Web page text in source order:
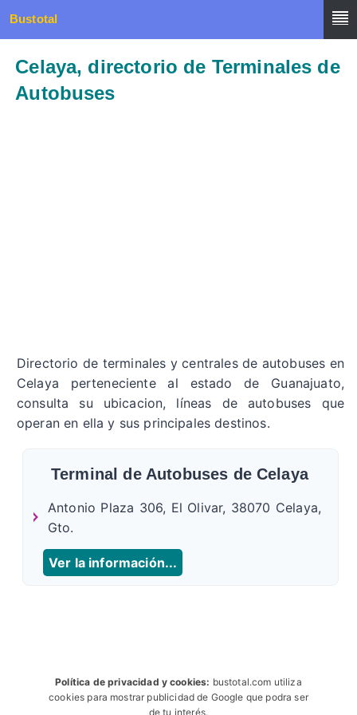
Bustotal
Celaya, directorio de Terminales de
Autobuses
Directorio de terminales y centrales de autobuses en
Celaya perteneciente al estado de Guanajuato,
consulta su ubicacion, líneas de autobuses que
operan en ella y sus principales destinos.
Terminal de Autobuses de Celaya
Antonio Plaza 306, El Olivar, 38070 Celaya,
Gto.
Ver la información...
Política de privacidad y cookies: bustotal.com utiliza
cookies para mostrar publicidad de Google que podra ser
de tu interés.